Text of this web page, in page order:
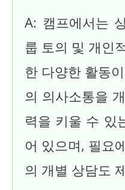
A: 캠프에서는
룹 토의 및 개인
한 다양한 활동
의 의사소통을
력을 키울 수 있
어 있으며, 필요
의 개별 상담도